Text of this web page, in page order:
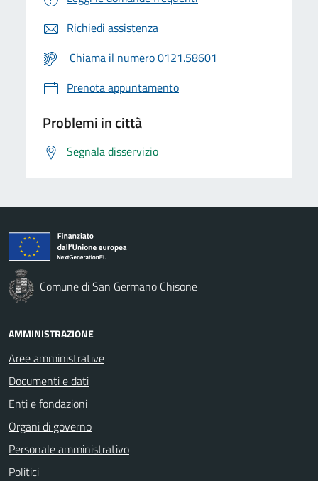
Richiedi assistenza
Chiama il numero 0121.58601
Prenota appuntamento
Problemi in città
Segnala disservizio
Comune di San Germano Chisone
AMMINISTRAZIONE
Aree amministrative
Documenti e dati
Enti e fondazioni
Organi di governo
Personale amministrativo
Politici